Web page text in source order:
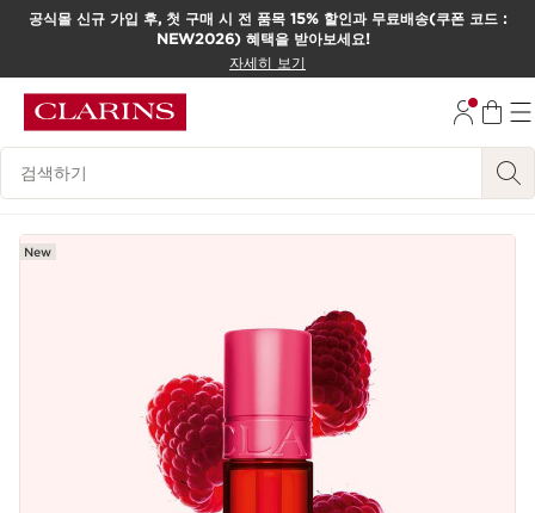
컨텐츠로 이동하기
공식몰 신규 가입 후, 첫 구매 시 전 품목 15% 할인과 무료배송(쿠폰 코드 :
NEW2026) 혜택을 받아보세요!
자세히 보기
범례 검색하기
New